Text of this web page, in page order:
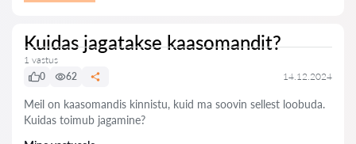
Kuidas jagatakse kaasomandit?
1 vastus
0
62 14.12.2024
Meil on kaasomandis kinnistu, kuid ma soovin sellest loobuda.
Kuidas toimub jagamine?